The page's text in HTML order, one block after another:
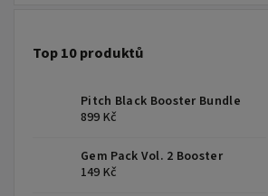
Top 10 produktů
Pitch Black Booster Bundle
899 Kč
Gem Pack Vol. 2 Booster
149 Kč